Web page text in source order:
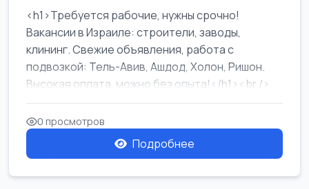
<h1>Требуется рабочие, нужны срочно!
Вакансии в Израиле: строители, заводы,
клининг. Свежие объявления, работа с
подвозкой: Тель-Авив, Ашдод, Холон, Ришон.
Высокая оплата, можно без опыта!</h1><br />
...
0 просмотров
Подробнее